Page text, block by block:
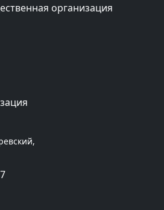
организация